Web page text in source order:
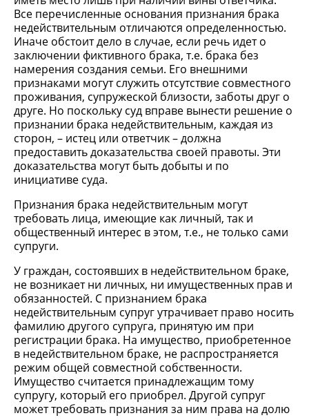
Все перечисленные основания признания брака
недействительным отличаются определенностью.
Иначе обстоит дело в случае, если речь идет о
заключении фиктивного брака, т.е. брака без
намерения создания семьи. Его внешними
признаками могут служить отсутствие совместного
проживания, супружеской близости, заботы друг о
друге. Но поскольку суд вправе вынести решение о
признании брака недействительным, каждая из
сторон, – истец или ответчик – должна
предоставить доказательства своей правоты. Эти
доказательства могут быть добыты и по
инициативе суда.
Признания брака недействительным могут
требовать лица, имеющие как личный, так и
общественный интерес в этом, т.е., не только сами
супруги.
У граждан, состоявших в недействительном браке,
не возникает ни личных, ни имущественных прав и
обязанностей. С признанием брака
недействительным супруг утрачивает право носить
фамилию другого супруга, принятую им при
регистрации брака. На имущество, приобретенное
в недействительном браке, не распространяется
режим общей совместной собственности.
Имущество считается принадлежащим тому
супругу, который его приобрел. Другой супруг
может требовать признания за ним права на долю